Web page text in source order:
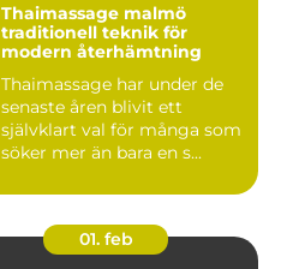
Thaimassage malmö
traditionell teknik för
modern återhämtning
Thaimassage har under de
senaste åren blivit ett
självklart val för många som
söker mer än bara en s...
01. feb